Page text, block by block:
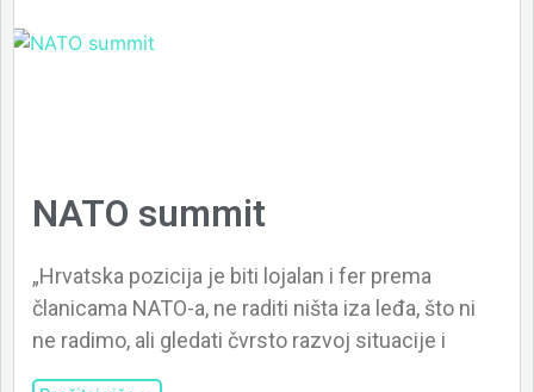
NATO summit
„Hrvatska pozicija je biti lojalan i fer prema
članicama NATO-a, ne raditi ništa iza leđa, što ni
ne radimo, ali gledati čvrsto razvoj situacije i